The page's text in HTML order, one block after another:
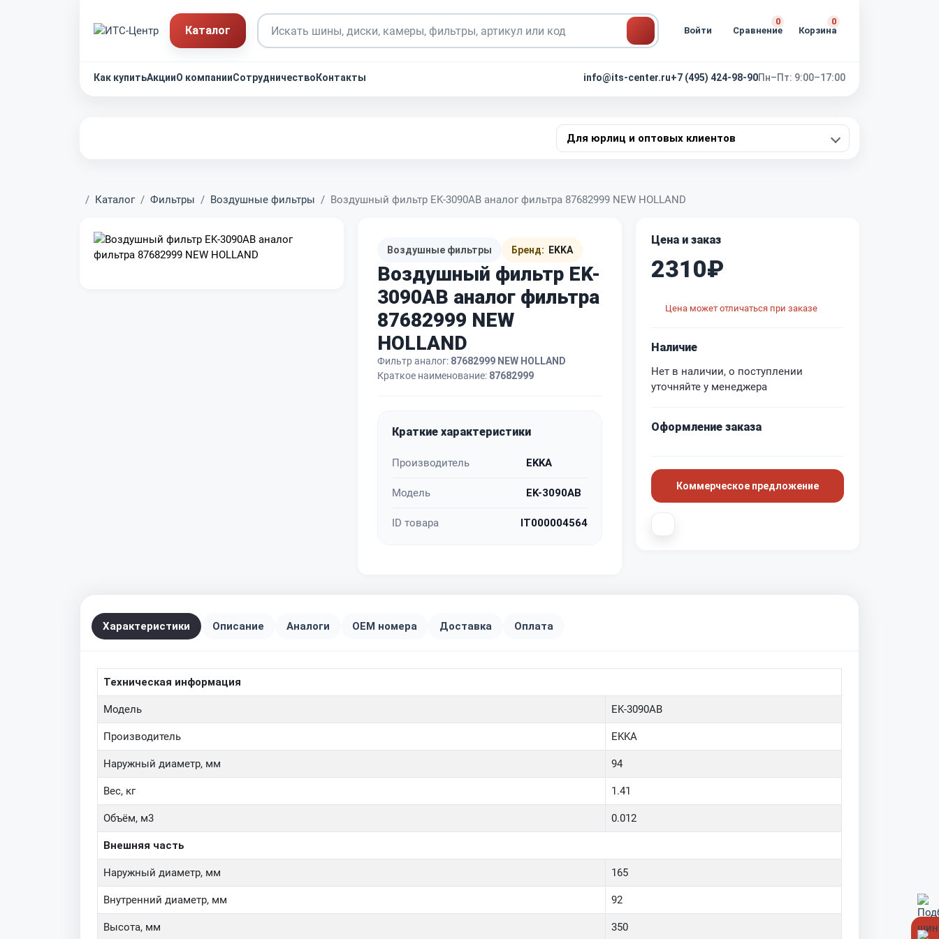
Каталог Войти Сравнение
0
Корзина
0
Как купитьАкцииО компанииСотрудничество Контакты info@its-center.ru+7 (495) 424-98-90Пн–Пт: 9:00–17:00
Для юрлиц и оптовых клиентов
Главная
Каталог Фильтры Воздушные фильтры Воздушный фильтр EK-3090AB аналог фильтра 87682999 NEW HOLLAND
Воздушные фильтры Бренд: EKKA
Воздушный фильтр EK-
3090AB аналог фильтра
87682999 NEW
HOLLAND
Фильтр аналог: 87682999 NEW HOLLAND
Краткое наименование: 87682999
Краткие характеристики
Производитель EKKA
Модель EK-3090AB
ID товара IT000004564
Цена и заказ
2310₽
Цена может отличаться при заказе
Наличие
Нет в наличии, о поступлении
уточняйте у менеджера
Оформление заказа
Коммерческое предложение
Характеристики Описание Аналоги OEM номера Доставка Оплата
Техническая информация
Модель EK-3090AB
Производитель EKKA
Наружный диаметр, мм 94
Вес, кг 1.41
Объём, м3 0.012
Внешняя часть
Наружный диаметр, мм 165
Внутренний диаметр, мм 92
Высота, мм 350